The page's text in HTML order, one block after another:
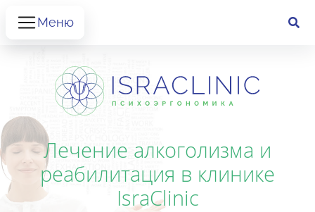
Меню
Лечение алкоголизма и
реабилитация в клинике
IsraClinic